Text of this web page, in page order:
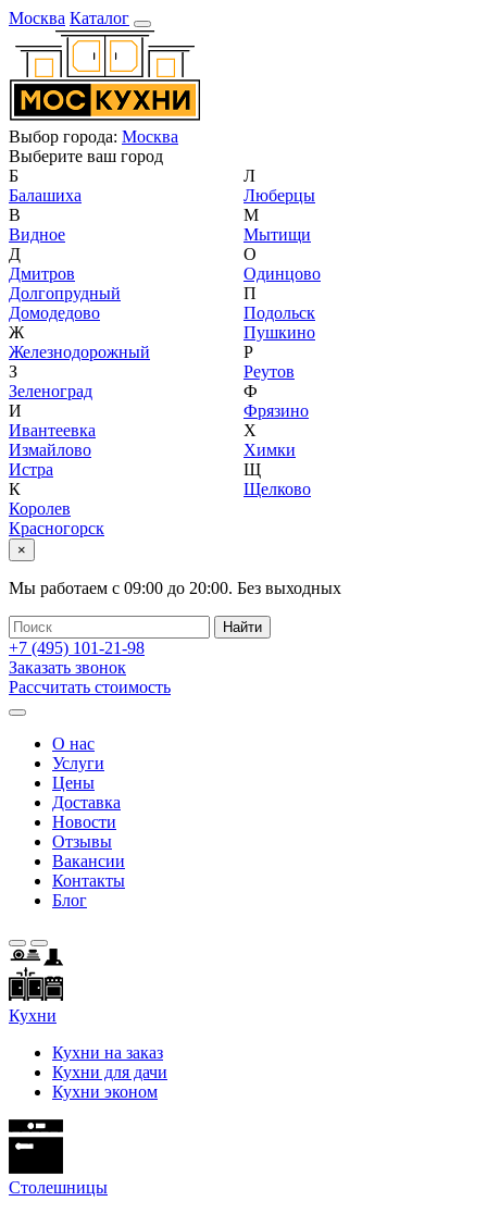
Москва Каталог
Выбор города: Москва
Выберите ваш город
Б
Балашиха
В
Видное
Д
Дмитров
Долгопрудный
Домодедово
Ж
Железнодорожный
З
Зеленоград
И
Ивантеевка
Измайлово
Истра
К
Королев
Красногорск
Л
Люберцы
М
Мытищи
О
Одинцово
П
Подольск
Пушкино
Р
Реутов
Ф
Фрязино
Х
Химки
Щ
Щелково
×
Мы работаем с 09:00 до 20:00. Без выходных
+7 (495) 101-21-98
Заказать звонок
Рассчитать стоимость
О нас
Услуги
Цены
Доставка
Новости
Отзывы
Вакансии
Контакты
Блог
Кухни
Кухни на заказ
Кухни для дачи
Кухни эконом
Cтолешницы